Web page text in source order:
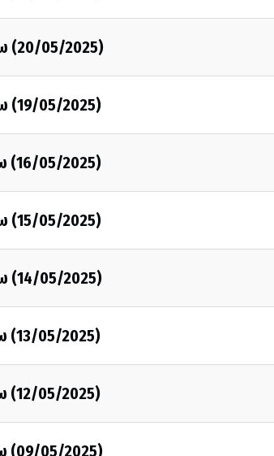
(20/05/2025)
(19/05/2025)
(16/05/2025)
(15/05/2025)
(14/05/2025)
(13/05/2025)
(12/05/2025)
(09/05/2025)